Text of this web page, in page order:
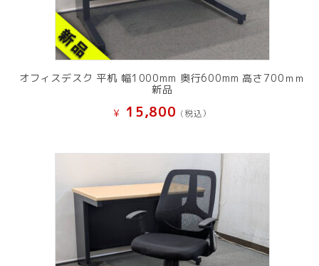
オフィスデスク 平机 幅1000mm 奥行600mm 高さ700ｍｍ
新品
¥ 15,800 (税込）